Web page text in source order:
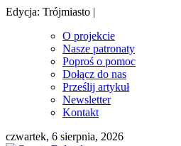
Edycja: Trójmiasto |
O projekcie
Nasze patronaty
Poproś o pomoc
Dołącz do nas
Prześlij artykuł
Newsletter
Kontakt
czwartek, 6 sierpnia, 2026